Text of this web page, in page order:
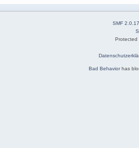
SMF 2.0.17
Bad Behaviorhas